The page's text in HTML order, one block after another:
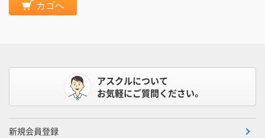
カゴへ
アスクルについて
お気軽にご質問ください。
新規会員登録